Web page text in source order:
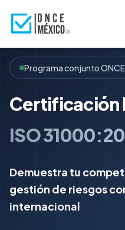
Programa conjunto ONCE
Certificación
ISO
Demuestra tu
gestión de riesgos
internacional